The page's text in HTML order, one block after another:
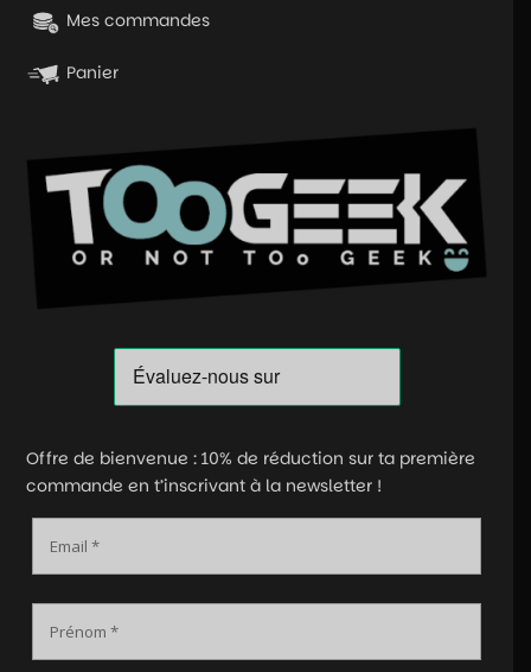
Mes commandes
Panier
Offre de bienvenue : 10% de réduction sur ta première
commande en t’inscrivant à la newsletter !